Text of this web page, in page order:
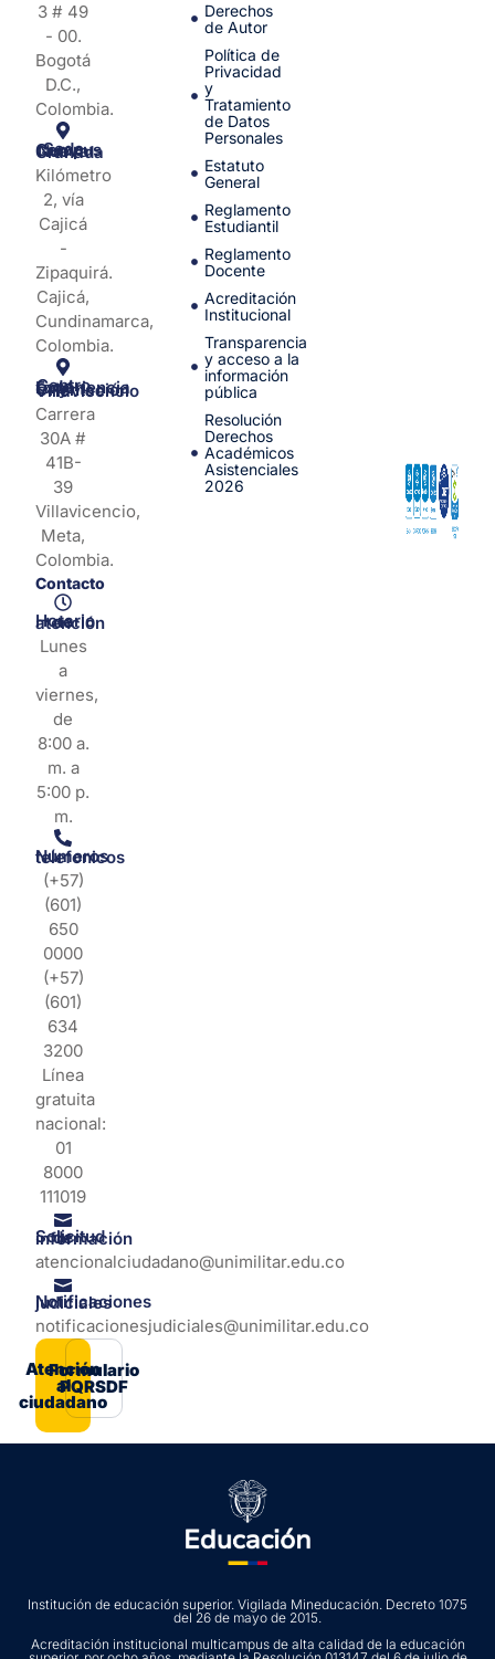
3 # 49
- 00.
Bogotá
D.C.,
Colombia.
Sede Campus Nueva Granada
Kilómetro
2, vía
Cajicá
-
Zipaquirá.
Cajicá,
Cundinamarca,
Colombia.
Centro de Experiencia y Orientación Villavicencio
Carrera
30A #
41B-
39
Villavicencio,
Meta,
Colombia.
Contacto
Horario de atención
Lunes
a
viernes,
de
8:00 a.
m. a
5:00 p.
m.
Números telefonicos
(+57)
(601)
650
0000
(+57)
(601)
634
3200
Línea
gratuita
nacional:
01
8000
111019
Solicitud de información
atencionalciudadano@unimilitar.edu.co
Notificaciones judiciales
notificacionesjudiciales@unimilitar.edu.co
Atención
al
ciudadano
Formulario
PQRSDF
Derechos
de Autor
Política de
Privacidad
y
Tratamiento
de Datos
Personales
Estatuto
General
Reglamento
Estudiantil
Reglamento
Docente
Acreditación
Institucional
Transparencia
y acceso a la
información
pública
Resolución
Derechos
Académicos
Asistenciales
2026
Institución de educación superior. Vigilada Mineducación. Decreto 1075
del 26 de mayo de 2015.
Acreditación institucional multicampus de alta calidad de la educación